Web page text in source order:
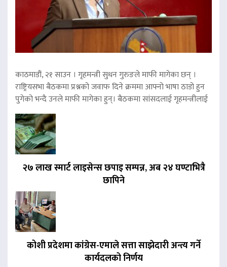
काठमाडौं, २१ साउन । गृहमन्त्री सुधन गुरुङले माफी मागेका छन् ।
राष्ट्रियसभा बैठकमा प्रश्नको जवाफ दिने क्रममा आफ्नो भाषा ठाडो हुन
पुगेको भन्दै उनले माफी मागेका हुन्। बैठकमा सांसदलाई गृहमन्त्रीलाई
२७ लाख स्मार्ट लाइसेन्स छपाइ सम्पन्न, अब २४ घण्टाभित्रै
छापिने
कोशी प्रदेशमा कांग्रेस-एमाले सत्ता साझेदारी अन्त्य गर्ने
कार्यदलको निर्णय